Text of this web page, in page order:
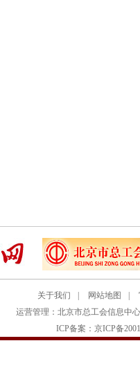
关于我们 网站地图
运营管理：北京市总工会信息中心
ICP备案：京ICP备